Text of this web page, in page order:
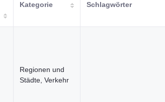
Kategorie Schlagwörter
Regionen und
Städte, Verkehr